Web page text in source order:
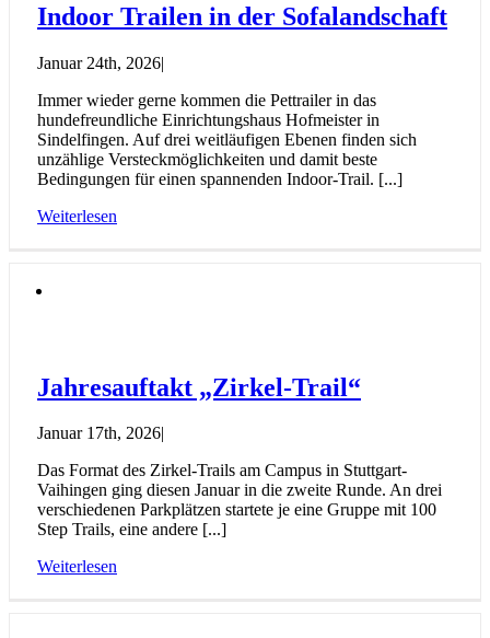
Indoor Trailen in der Sofalandschaft
Januar 24th, 2026|
Immer wieder gerne kommen die Pettrailer in das
hundefreundliche Einrichtungshaus Hofmeister in
Sindelfingen. Auf drei weitläufigen Ebenen finden sich
unzählige Versteckmöglichkeiten und damit beste
Bedingungen für einen spannenden Indoor-Trail. [...]
Weiterlesen
Jahresauftakt „Zirkel-Trail“
Januar 17th, 2026|
Das Format des Zirkel-Trails am Campus in Stuttgart-
Vaihingen ging diesen Januar in die zweite Runde. An drei
verschiedenen Parkplätzen startete je eine Gruppe mit 100
Step Trails, eine andere [...]
Weiterlesen